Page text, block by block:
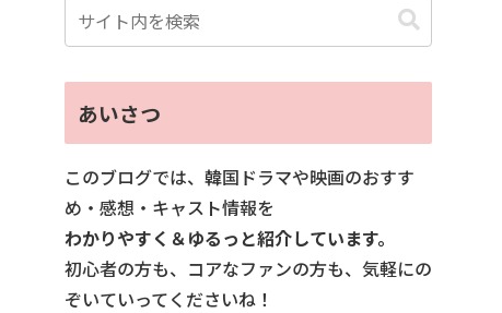
あいさつ
このブログでは、韓国ドラマや映画のおすす
め・感想・キャスト情報を
わかりやすく＆ゆるっと紹介しています。
初心者の方も、コアなファンの方も、気軽にの
ぞいていってくださいね！